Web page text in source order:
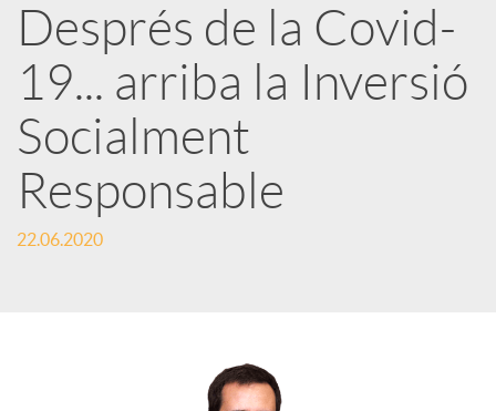
r
x
e
s
Després de la Covid-
19... arriba la Inversió
Socialment
Responsable
22.06.2020